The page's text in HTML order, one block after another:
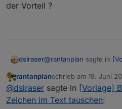
der Vorteil ?
dslraser@rantanplan sagte in
Ich finde nur den
unglücklich.
Warum ? Was ist der
Offline
rantanplanschrieb am 19. Juni
zuletzt editiert von
@dslraser sagte in [Vorlage]
Zeichen im Text tauschen: